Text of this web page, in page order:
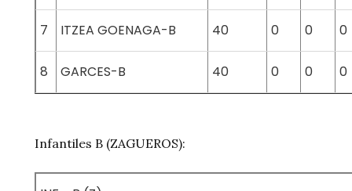
7 ITZEA GOENAGA-B 40 0 0 0
8 GARCES-B 40 0 0 0
Infantiles B (ZAGUEROS):